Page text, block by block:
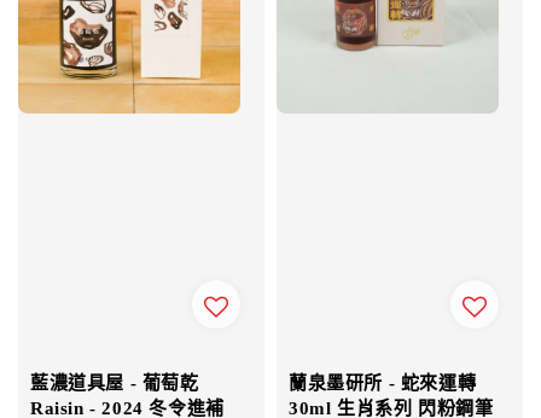
藍濃道具屋 - 葡萄乾
Raisin - 2024 冬令進補
蘭泉墨研所 - 蛇來運轉
30ml 生肖系列 閃粉鋼筆